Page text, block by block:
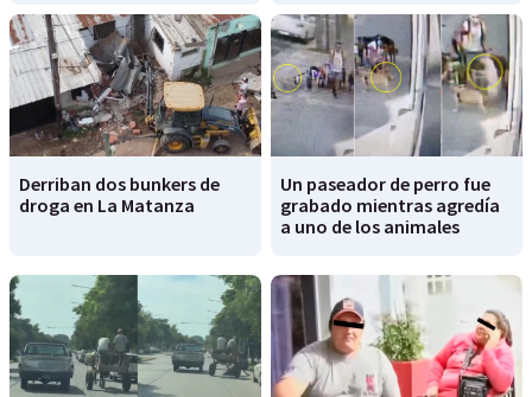
Derriban dos bunkers de
droga en La Matanza
Un paseador de perro fue
grabado mientras agredía
a uno de los animales